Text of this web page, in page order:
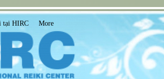
tại HIRC More